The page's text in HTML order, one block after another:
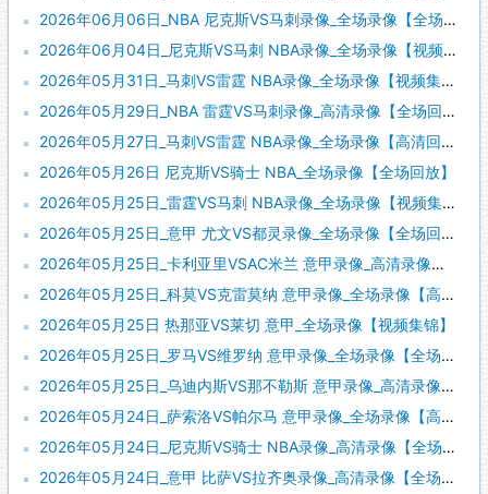
2026年06月06日_NBA 尼克斯VS马刺录像_全场录像【全场回放】
2026年06月04日_尼克斯VS马刺 NBA录像_全场录像【视频集锦】
2026年05月31日_马刺VS雷霆 NBA录像_全场录像【视频集锦】
2026年05月29日_NBA 雷霆VS马刺录像_高清录像【全场回放】
2026年05月27日_马刺VS雷霆 NBA录像_全场录像【高清回放】
2026年05月26日 尼克斯VS骑士 NBA_全场录像【全场回放】
2026年05月25日_雷霆VS马刺 NBA录像_全场录像【视频集锦】
2026年05月25日_意甲 尤文VS都灵录像_全场录像【全场回放】
2026年05月25日_卡利亚里VSAC米兰 意甲录像_高清录像【全场回放】
2026年05月25日_科莫VS克雷莫纳 意甲录像_全场录像【高清回放】
2026年05月25日 热那亚VS莱切 意甲_全场录像【视频集锦】
2026年05月25日_罗马VS维罗纳 意甲录像_全场录像【全场回放】
2026年05月25日_乌迪内斯VS那不勒斯 意甲录像_高清录像【全场回放】
2026年05月24日_萨索洛VS帕尔马 意甲录像_全场录像【高清回放】
2026年05月24日_尼克斯VS骑士 NBA录像_高清录像【全场回放】
2026年05月24日_意甲 比萨VS拉齐奥录像_高清录像【全场回放】